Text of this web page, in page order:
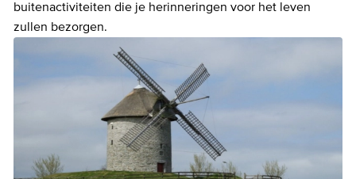
buitenactiviteiten die je herinneringen voor het leven
zullen bezorgen.